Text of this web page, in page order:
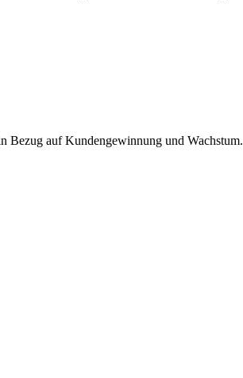
Bezug auf Kundengewinnung und Wachstum.